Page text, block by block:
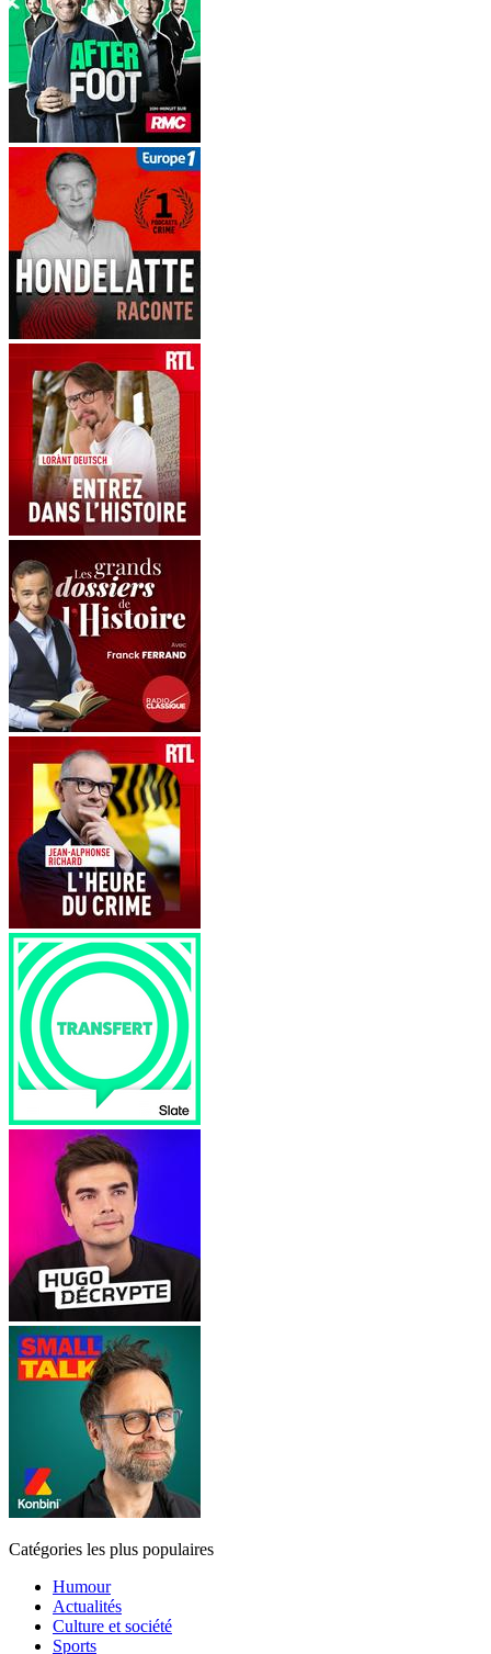
Catégories les plus populaires
Humour
Actualités
Culture et société
Sports